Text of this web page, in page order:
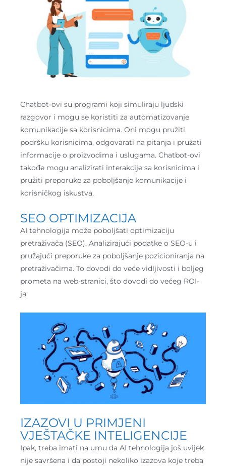
Chatbot-ovi su programi koji simuliraju ljudski
razgovor i mogu se koristiti za automatizovanje
komunikacije sa korisnicima. Oni mogu pružiti
podršku korisnicima, odgovarati na pitanja i pružati
informacije o proizvodima i uslugama. Chatbot-ovi
takođe mogu analizirati interakcije sa korisnicima i
pružiti preporuke za poboljšanje komunikacije i
korisničkog iskustva.
SEO OPTIMIZACIJA
AI tehnologija može poboljšati optimizaciju
pretraživača (SEO). Analizirajući podatke o SEO-u i
pružajući preporuke za poboljšanje pozicioniranja na
pretraživačima. To dovodi do veće vidljivosti i boljeg
prometa na web-stranici, što dovodi do većeg ROI-
ja.
IZAZOVI U PRIMJENI
VJEŠTAČKE INTELIGENCIJE
Ipak, treba imati na umu da AI tehnologija još uvijek
nije savršena i da postoji nekoliko izazova koje treba